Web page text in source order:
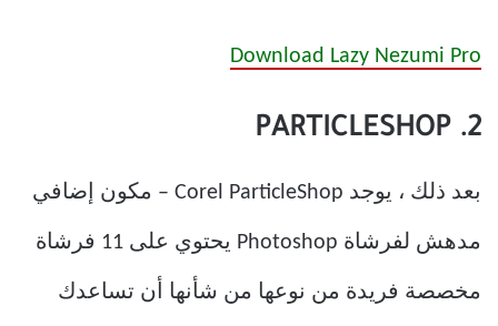
Download Lazy Nezumi Pro
2. PARTICLESHOP
بعد ذلك ، يوجد Corel ParticleShop – مكون إضافي
مدهش لفرشاة Photoshop يحتوي على 11 فرشاة
مخصصة فريدة من نوعها من شأنها أن تساعدك